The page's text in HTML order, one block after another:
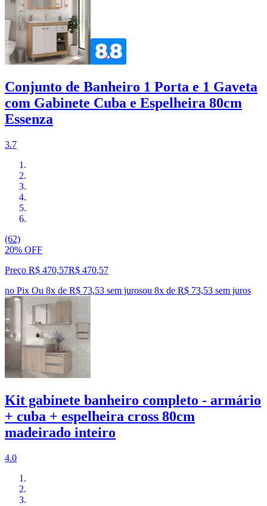
Conjunto de Banheiro 1 Porta e 1 Gaveta
com Gabinete Cuba e Espelheira 80cm
Essenza
3.7
(62)
20% OFF
Preço R$ 470,57R$ 470,57
no Pix Ou 8x de R$ 73,53 sem jurosou 8x de R$ 73,53 sem juros
Kit gabinete banheiro completo - armário
+ cuba + espelheira cross 80cm
madeirado inteiro
4.0